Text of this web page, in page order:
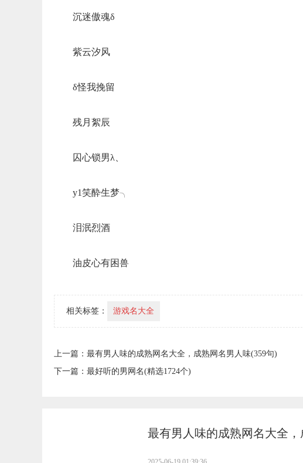
沉迷傲魂δ
紫云汐风
δ怪我挽留
残月絮辰
囚心锁男λ、
y1笑酔生梦╮
泪泯烈酒
油皮心有困兽
相关标签： 游戏名大全
上一篇： ​最有男人味的成熟网名大全，成熟网名男人味(359句)
下一篇： ​最好听的男网名(精选1724个)
最有男人味的成熟网名大全